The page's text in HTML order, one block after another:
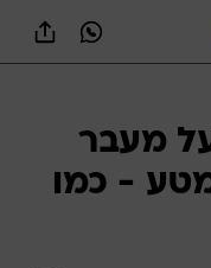
מעבר
- כמו